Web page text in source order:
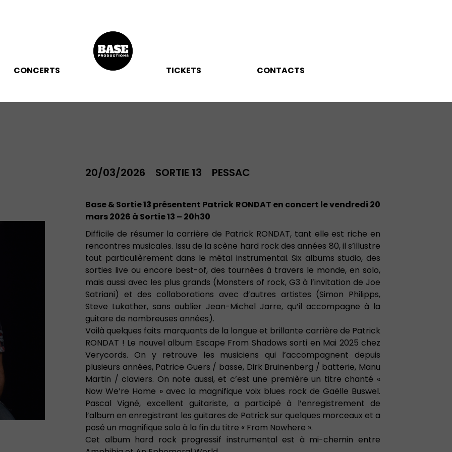
CONCERTS TICKETS CONTACTS
20/03/2026 SORTIE 13 PESSAC
Base & Sortie 13 présentent Patrick RONDAT en concert le vendredi 20
mars 2026 à Sortie 13 – 20h30
Difficile de résumer la carrière de Patrick RONDAT, tant elle est riche en
rencontres musicales. Issu de la scène hard rock des années 80, il s’illustre
tout particulièrement dans le métal instrumental. Six albums studio, des
sorties live ou encore best-of, des tournées à travers le monde, en solo,
mais aussi avec les plus grands (Monsters of rock, G3 à l’invitation de Joe
Satriani) et des collaborations avec d’autres artistes (Simon Philipps,
Steve Lukather, sans oublier Jean-Michel Jarre, qu’il accompagne à la
guitare de nombreuses années).
Voilà quelques faits marquants de la longue et brillante carrière de Patrick
RONDAT ! Le nouvel album Escape From Shadows sorti en Mai 2025 chez
Verycords. On y retrouve les musiciens qui l’accompagnent depuis
plusieurs années, Patrice Guers / basse, Dirk Bruinenberg / batterie, Manu
Martin / claviers. On note aussi, et c’est une première un titre chanté «
Now We’re Home » avec la magnifique voix blues rock de Gaëlle Buswel.
Pascal Vigné, excellent guitariste, a participé à l’enregistrement de
l’album en enregistrant les guitares de Patrick sur quelques morceaux et a
posé un magnifique solo à la fin du titre « From Nowhere ».
Cet album hard rock progressif instrumental est à mi-chemin entre